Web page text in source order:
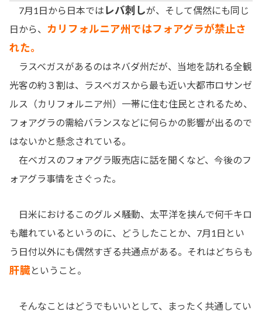
7月1日から日本では レバ刺しが、そして偶然にも同じ
日から、 カリフォルニア州ではフォアグラが禁止さ
れた。
ラスベガスがあるのはネバダ州だが、当地を訪れる全観
光客の約３割は、ラスベガスから最も近い大都市ロサンゼ
ルス（カリフォルニア州）一帯に住む住民とされるため、
フォアグラの需給バランスなどに何らかの影響が出るので
はないかと懸念されている。
在ベガスのフォアグラ販売店に話を聞くなど、今後のフ
ォアグラ事情をさぐった。
日米におけるこのグルメ騒動、太平洋を挟んで何千キロ
も離れているというのに、どうしたことか、7月1日とい
う日付以外にも偶然すぎる共通点がある。それはどちらも
肝臓ということ。
そんなことはどうでもいいとして、まったく共通してい